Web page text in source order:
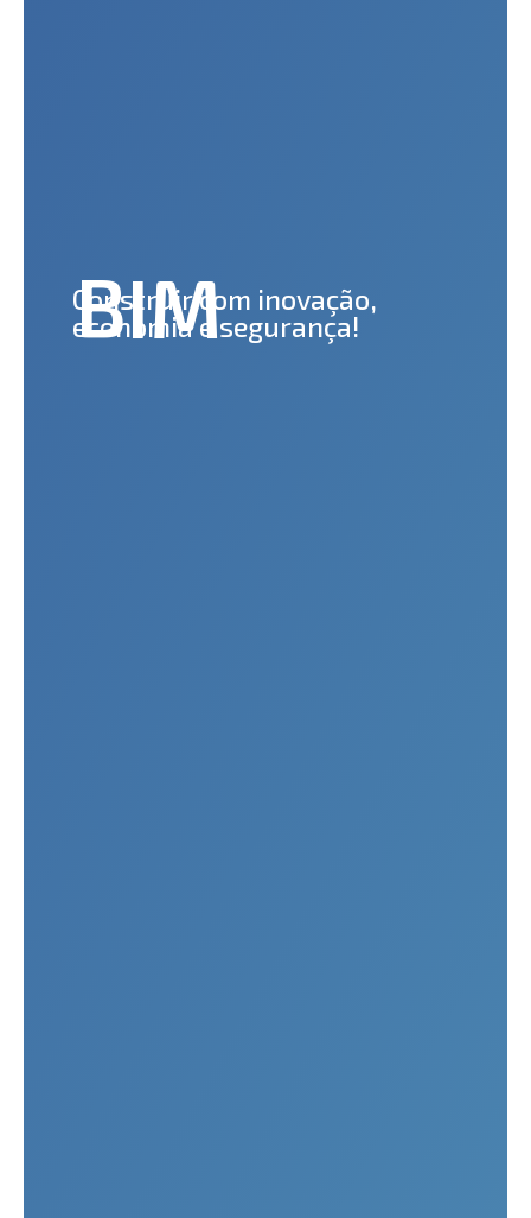
BIM
Construir com inovação,
economia e segurança!